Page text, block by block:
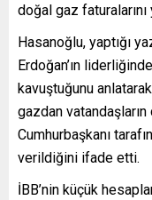
doğal gaz faturalarını
Hasanoğlu, yaptığı
Erdoğan’ın
kavuştuğunu
gazdan
Cumhurbaşkanı
verildiğini ifade etti.
İBB’nin küçük